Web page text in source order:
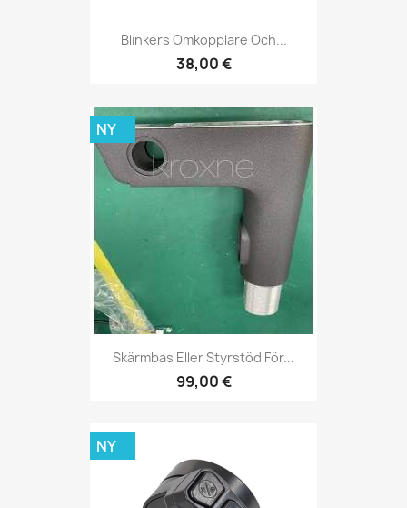
Blinkers Omkopplare Och...
38,00 €
Skärmbas Eller Styrstöd För...
99,00 €
NY
NY